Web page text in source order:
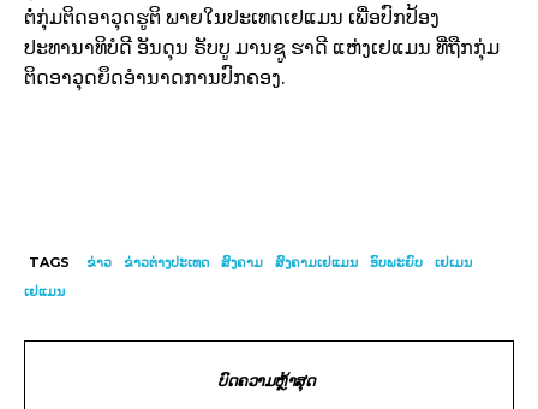
ຕໍ່ກຸ່ມຕິດອາວຸດຮູຕິ ພາຍໃນປະເທດເຢແມນ ເພື່ອປົກປ້ອງ
ປະທານາທິບໍດີ ອັນດຸນ ຣັບບູ ມານຊູ ຮາດີ ແຫ່ງເຢແມນ ທີ່ຖືກກຸ່ມ
ຕິດອາວຸດຍຶດອຳນາດການປົກຄອງ.
TAGS ຂ່າວ ຂ່າວຕ່າງປະເທດ ສົງຄາມ ສົງຄາມເຢແມນ ອົບພະຍົບ
ເຢເມນ
ເຢແມນ
ບົດຄວາມຫຼ້າສຸດ